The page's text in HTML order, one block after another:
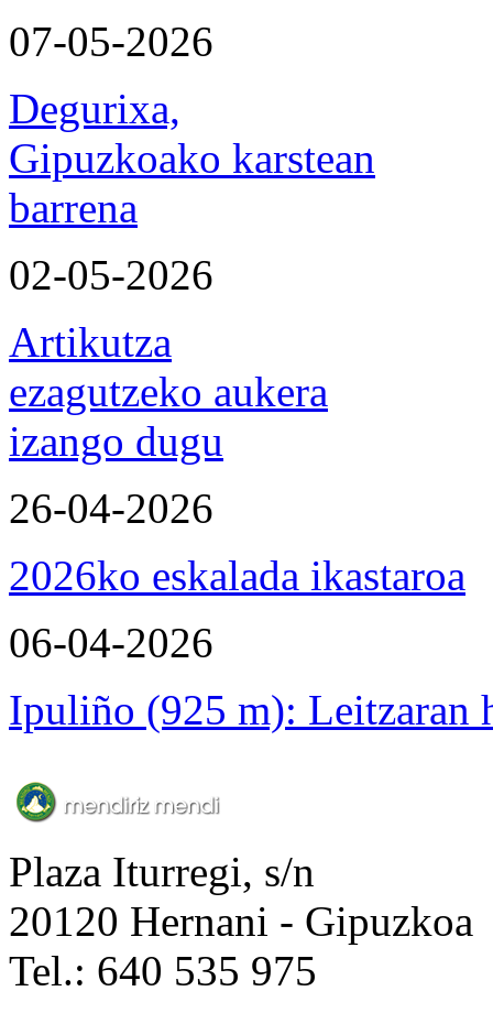
07-05-2026
Degurixa,
Gipuzkoako karstean
barrena
02-05-2026
Artikutza
ezagutzeko aukera
izango dugu
26-04-2026
2026ko eskalada ikastaroa
06-04-2026
Ipuliño (925 m): Leitzaran
Plaza Iturregi, s/n
20120 Hernani - Gipuzkoa
Tel.: 640 535 975